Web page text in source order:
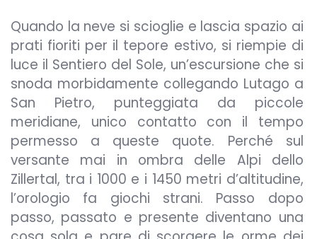
Quando la neve si scioglie e lascia spazio ai
prati fioriti per il tepore estivo, si riempie di
luce il Sentiero del Sole, un’escursione che si
snoda morbidamente collegando Lutago a
San Pietro, punteggiata da piccole
meridiane, unico contatto con il tempo
permesso a queste quote. Perché sul
versante mai in ombra delle Alpi dello
Zillertal, tra i 1000 e i 1450 metri d’altitudine,
l’orologio fa giochi strani. Passo dopo
passo, passato e presente diventano una